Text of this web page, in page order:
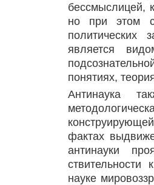
бессмыслицей,
но при этом
является
понятиях,
Антинаука
фактах
антинауки
науке